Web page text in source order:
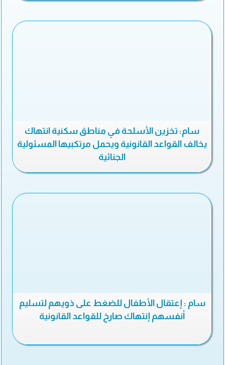
سام: تخزين الأسلحة في مناطق سكنية انتهاك
يخالف القواعد القانونية ويحمل مرتكبيها المسئولية
الجنائية
سام : إعتقال الأطفال للضغط على ذويهم لتسليم
أنفسهم إنتهاك صارخ للقواعد القانونية